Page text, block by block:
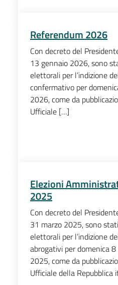
Referendum 2026
Con decreto del
13 gennaio 2026, sono
elettorali per l’indizione
confermativo per
2026, come da
Ufficiale […]
Elezioni
2025
Con decreto del
31 marzo 2025, sono
elettorali per l’indizione
abrogativi per domenica
2025, come da
Ufficiale della